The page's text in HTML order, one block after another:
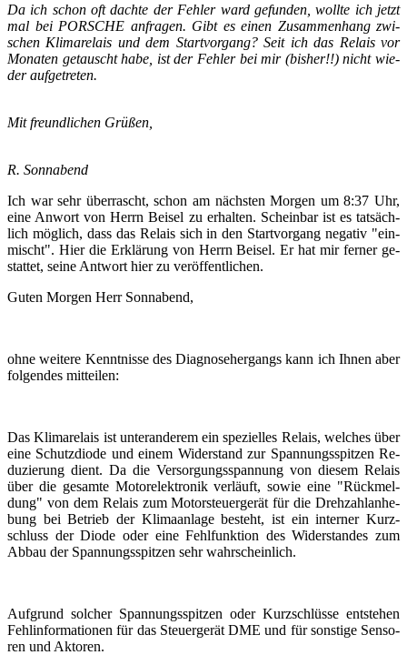
Da ich schon oft dach­te der Feh­ler ward ge­fun­den, woll­te ich jetzt
mal bei POR­SCHE an­fra­gen. Gibt es einen Zu­sam­men­hang zwi­
schen Kli­ma­re­lais und dem Start­vor­gang? Seit ich das Re­lais vor
Mo­na­ten ge­tauscht habe, ist der Feh­ler bei mir (bis­her!!) nicht wie­
der auf­ge­tre­ten.
Mit freund­li­chen Grü­ßen,
​R. Sonn­abend
Ich war sehr über­rascht, schon am nächs­ten Mor­gen um 8:37 Uhr,
eine An­wort von Herrn Bei­sel zu er­hal­ten. Schein­bar ist es tat­säch­
lich mög­lich, dass das Re­lais sich in den Start­vor­gang ne­ga­tiv "ein­
mischt". Hier die Er­klä­rung von Herrn Bei­sel. Er hat mir fer­ner ge­
stat­tet, seine Ant­wort hier zu ver­öf­fent­li­chen.
Guten Mor­gen Herr Sonn­abend,
ohne wei­te­re Kennt­nis­se des Dia­gno­se­her­gangs kann ich Ihnen aber
fol­gen­des mit­tei­len:
Das Kli­ma­re­lais ist un­ter­ande­rem ein spe­zi­el­les Re­lais, wel­ches über
eine Schutz­di­ode und einem Wi­der­stand zur Span­nungs­spit­zen Re­
du­zie­rung dient. Da die Ver­sor­gungs­span­nung von die­sem Re­lais
über die ge­sam­te Mo­tor­elek­tro­nik ver­läuft, sowie eine "Rück­mel­
dung" von dem Re­lais zum Mo­tor­steu­er­ge­rät für die Dreh­zahl­an­he­
bung bei Be­trieb der Kli­ma­an­la­ge be­steht, ist ein in­ter­ner Kurz­
schluss der Diode oder eine Fehl­funk­ti­on des Wi­der­stan­des zum
Abbau der Span­nungs­spit­zen sehr wahr­schein­lich.
Auf­grund sol­cher Span­nungs­spit­zen oder Kurz­schlüs­se ent­ste­hen
Fehl­in­for­ma­tio­nen für das Steu­er­ge­rät DME und für sons­ti­ge Sen­so­
ren und Ak­to­ren.